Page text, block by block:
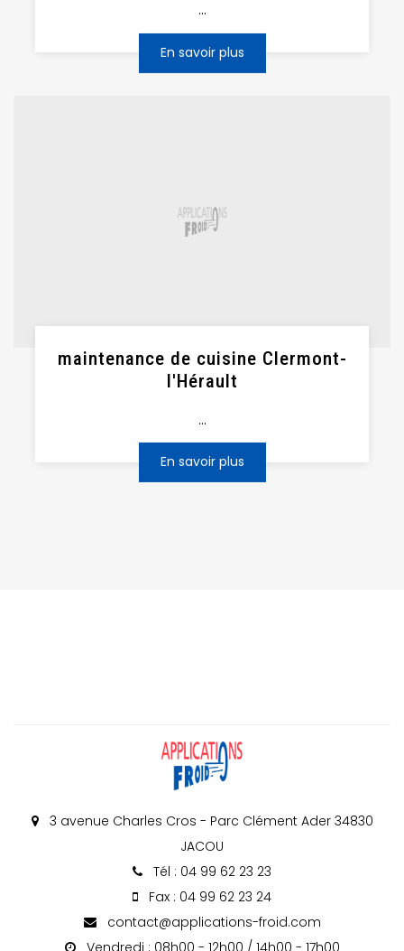
...
En savoir plus
maintenance de cuisine Clermont-
l'Hérault
...
En savoir plus
3 avenue Charles Cros - Parc Clément Ader 34830
JACOU
Tél : 04 99 62 23 23
Fax : 04 99 62 23 24
contact@applications-froid.com
Vendredi : 08h00 - 12h00 / 14h00 - 17h00